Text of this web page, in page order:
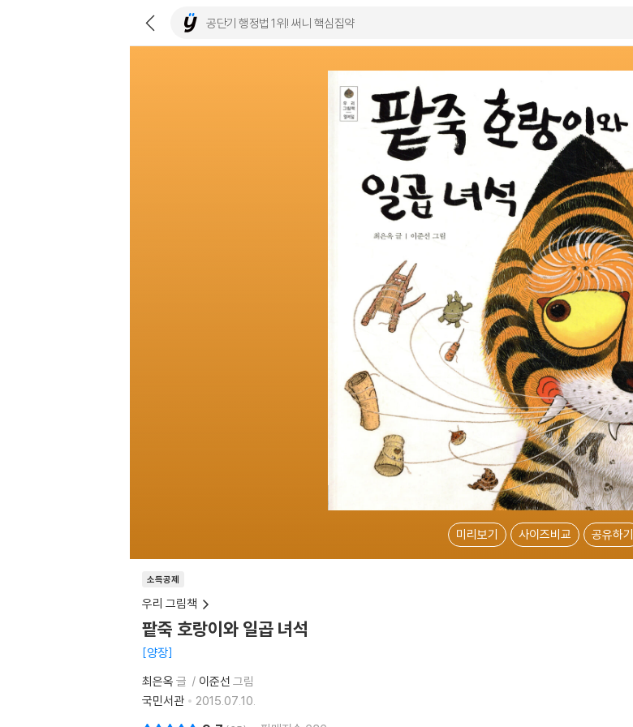
미리보기 사이즈비교 공유하기
소득공제
우리 그림책
팥죽 호랑이와 일곱 녀석
양장
최은옥 글 이준선 그림
국민서관
2015.07.10.